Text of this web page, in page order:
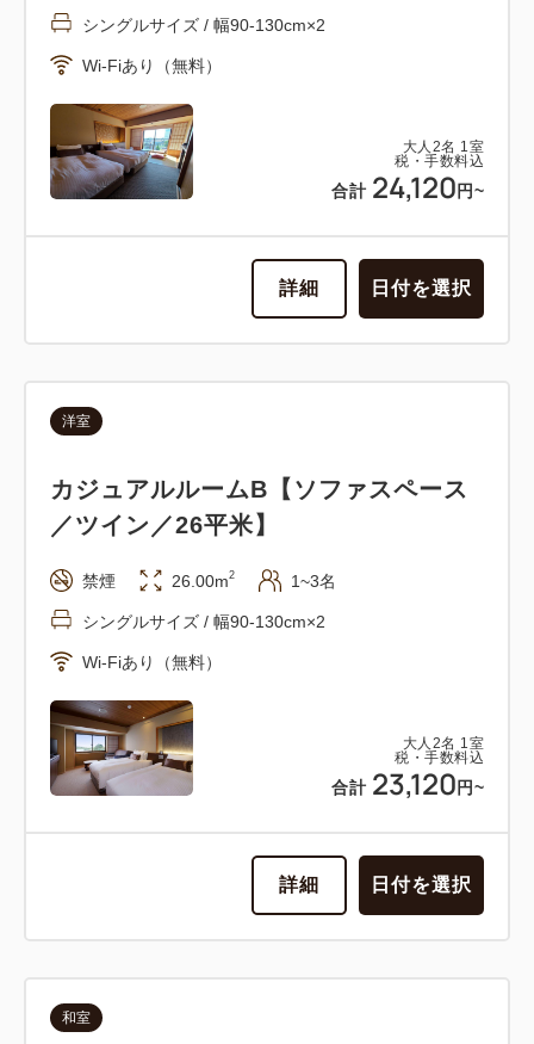
大人 2名 1室
税・手数料込
合計 24,120 円~
シングルサイズ / 幅90-130cm×2
Wi-Fiあり（無料）
詳細 日付を選択
大人 2名 1室
税・手数料込
合計 23,120 円~
洋室
カジュアルルームB【ソファスペース
／ツイン／26平米】
禁煙 26.00m2 1~3名
シングルサイズ / 幅90-130cm×2
Wi-Fiあり（無料）
詳細 日付を選択
和室